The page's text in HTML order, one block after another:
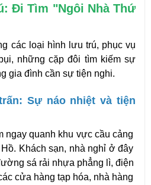
Đi Tìm "Ngôi Nhà Thứ
các loại hình lưu trú, phục vụ
những cặp đôi tìm kiếm sự
gia đình cần sự tiện nghi.
Sự náo nhiệt và tiện
ngay quanh khu vực cầu cảng
Khách sạn, nhà nghỉ ở đây
sá rải nhựa phẳng lì, điện
cửa hàng tạp hóa, nhà hàng